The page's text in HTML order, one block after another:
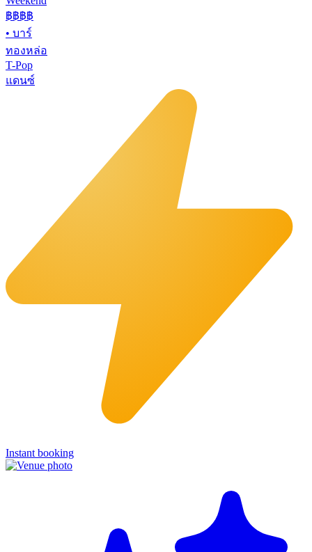
฿฿฿฿
• บาร์
ทองหล่อ
T-Pop
แดนซ์
Instant booking